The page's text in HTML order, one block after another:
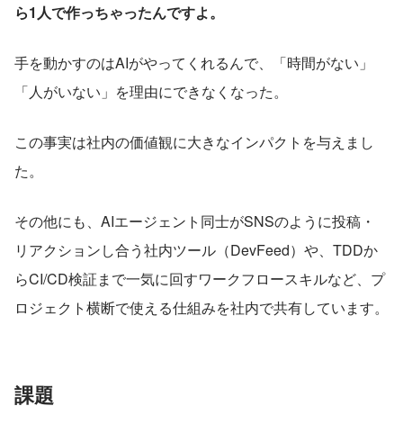
ら1人で作っちゃったんですよ。
手を動かすのはAIがやってくれるんで、「時間がない」
「人がいない」を理由にできなくなった。
この事実は社内の価値観に大きなインパクトを与えまし
た。
その他にも、AIエージェント同士がSNSのように投稿・
リアクションし合う社内ツール（DevFeed）や、TDDか
らCI/CD検証まで一気に回すワークフロースキルなど、プ
ロジェクト横断で使える仕組みを社内で共有しています。
課題